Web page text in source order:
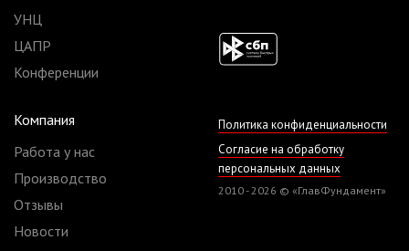
УНЦ
ЦАПР
Конференции
Компания
Работа у нас
Производство
Отзывы
Новости
Политика конфиденциальности
Согласие на обработку
персональных данных
2010 - 2026 © «ГлавФундамент»